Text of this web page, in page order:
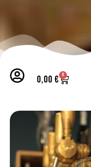
0,00 € 0